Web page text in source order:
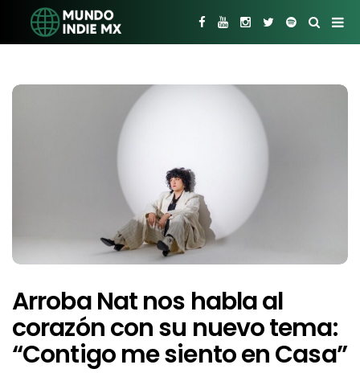
Arroba Nat nos habla al
corazón con su nuevo tema:
“Contigo me siento en Casa”